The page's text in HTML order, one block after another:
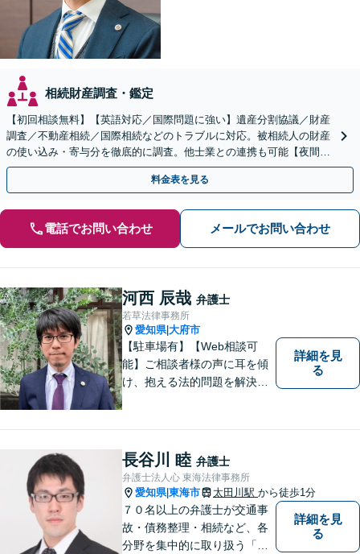
相続財産調査・鑑定
【初回相談無料】【英語対応／国際問題に強い】遺産分割協議／財産
調査／不動産相続／国際相続などのトラブルに対応。被相続人の財産
の使い込み・寄与分を徹底的に調査。他士業との連携も可能【夜間・
休日面談】【出張サービスあり】【徳重駅／神沢駅5分】
料金表を見る
電話でお問い合わせ メールでお問い合わせ
河西 辰哉 弁護士
若草法律事務所
愛知県|大府市
【駐車場有】【Web相談可
能】ご相談者様の声に耳を傾
け、抱える法的問題を解決す
て、明るい未来へと進みまし
ょう。 地域のみなさまからの
ご相談、お待ちしておりま
す。
詳細を見
る
長谷川 睦 弁護士
弁護士法人心 東海法律事務所
愛知県|東海市 太田川駅 から徒歩1分
７０名以上の弁護士が交通事
故・債務整理・相続など、各
分野を集中的に取り扱う「分
詳細を見
る